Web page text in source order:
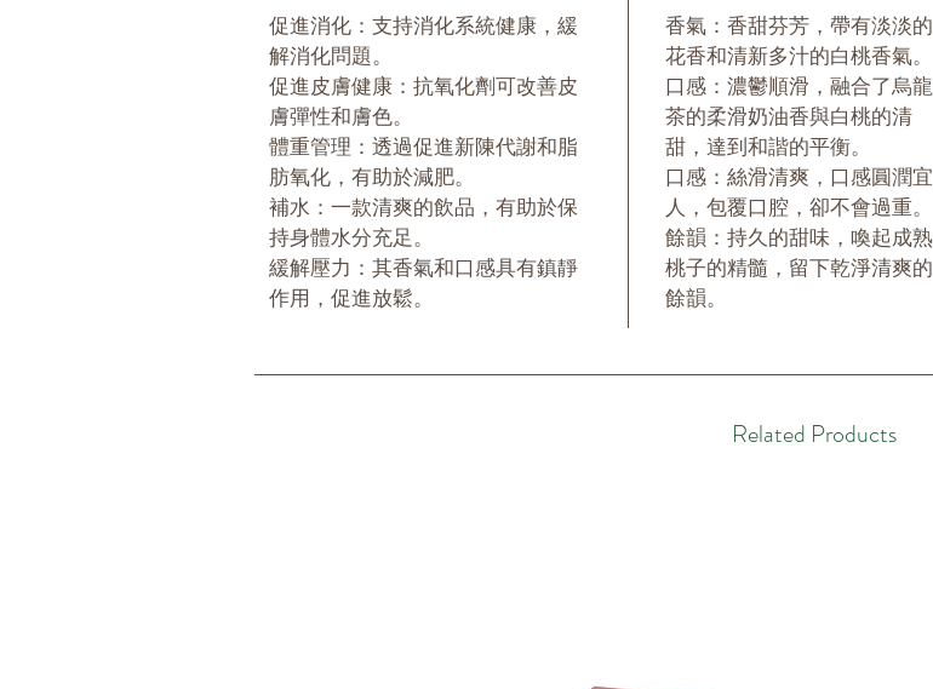
促進消化：支持消化系統健康，緩
解消化問題。
促進皮膚健康：抗氧化劑可改善皮
膚彈性和膚色。
體重管理：透過促進新陳代謝和脂
肪氧化，有助於減肥。
補水：一款清爽的飲品，有助於保
持身體水分充足。
緩解壓力：其香氣和口感具有鎮靜
作用，促進放鬆。
香氣：香甜芬芳，帶有淡淡的
花香和清新多汁的白桃香氣。
口感：濃鬱順滑，融合了烏龍
茶的柔滑奶油香與白桃的清
甜，達到和諧的平衡。
口感：絲滑清爽，口感圓潤宜
人，包覆口腔，卻不會過重。
餘韻：持久的甜味，喚起成熟
桃子的精髓，留下乾淨清爽的
餘韻。
Related Products